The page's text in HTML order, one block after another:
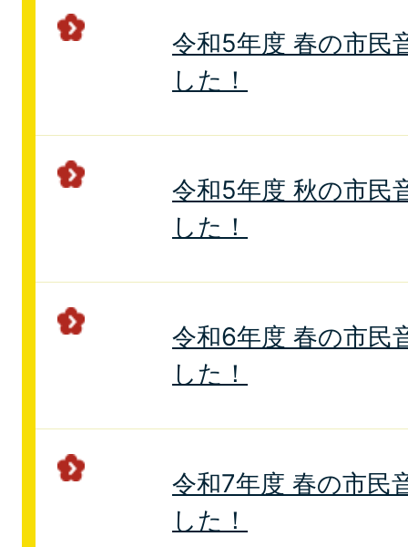
令和5年度 春の市民
した！
令和5年度 秋の市民
した！
令和6年度 春の市民
した！
令和7年度 春の市民
した！